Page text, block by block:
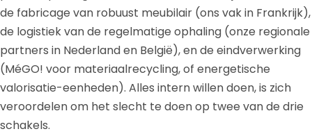
de fabricage van robuust meubilair (ons vak in Frankrijk),
de logistiek van de regelmatige ophaling (onze regionale
partners in Nederland en België), en de eindverwerking
(MéGO! voor materiaalrecycling, of energetische
valorisatie-eenheden). Alles intern willen doen, is zich
veroordelen om het slecht te doen op twee van de drie
schakels.